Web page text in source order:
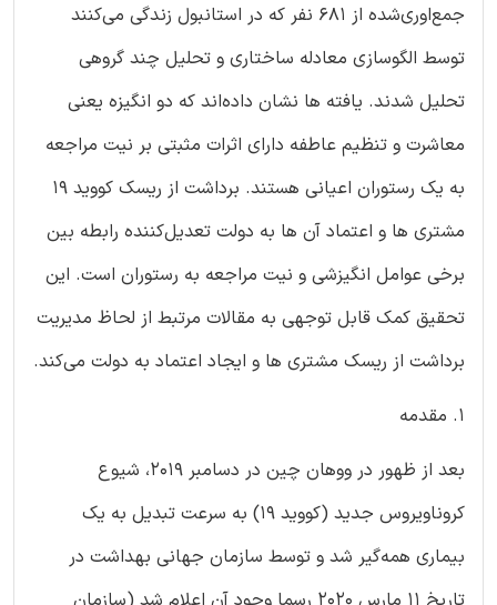
جمع‌اوری‌شده از 681 نفر که در استانبول زندگی می‌کنند
توسط الگوسازی معادله ساختاری و تحلیل چند گروهی
تحلیل شدند. یافته ‌ها نشان داده‌اند که دو انگیزه یعنی
معاشرت و تنظیم عاطفه دارای اثرات مثبتی بر نیت مراجعه
به یک رستوران اعیانی هستند. برداشت از ریسک کووید 19
مشتری ‌ها و اعتماد آن‌ ها به دولت تعدیل‌کننده رابطه بین
برخی عوامل انگیزشی و نیت مراجعه به رستوران است. این
تحقیق کمک قابل‌ توجهی به مقالات مرتبط از لحاظ مدیریت
برداشت از ریسک مشتری ‌ها و ایجاد اعتماد به دولت می‌کند.
1. مقدمه
بعد از ظهور در ووهان چین در دسامبر 2019، شیوع
کروناویروس جدید (کووید 19) به سرعت تبدیل به یک
بیماری همه‌گیر شد و توسط سازمان جهانی بهداشت در